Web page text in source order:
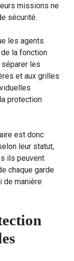
missions ne
sécurité.
les agents
la fonction
séparer les
et aux grilles
protection
est donc
leur statut,
ils peuvent
chaque garde
de manière